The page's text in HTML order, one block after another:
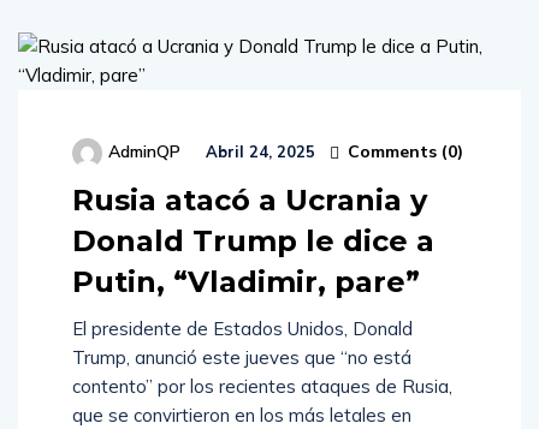
AdminQP Abril 24, 2025 Comments (0)
Rusia atacó a Ucrania y
Donald Trump le dice a
Putin, “Vladimir, pare”
El presidente de Estados Unidos, Donald
Trump, anunció este jueves que “no está
contento” por los recientes ataques de Rusia,
que se convirtieron en los más letales en